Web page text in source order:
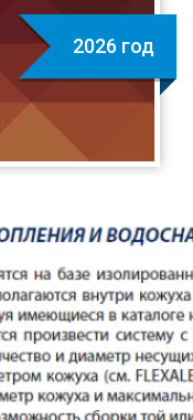
2026 год